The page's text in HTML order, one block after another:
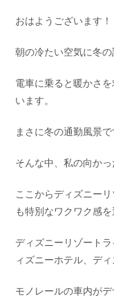
おはようございます！
朝の冷たい空気に冬の
電車に乗ると暖かさ
います。
まさに冬の通勤風景で
そんな中、私の向かっ
ここからディズニー
も特別なワクワク感を
ディズニーリゾート
ィズニーホテル、デ
モノレールの車内が